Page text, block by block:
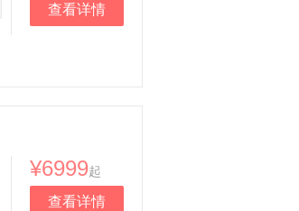
查看详情
¥6999起
查看详情